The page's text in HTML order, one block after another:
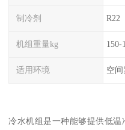
制冷剂 R22
机组重量kg 150-
适用环境 空
冷水机组是一种能够提供低